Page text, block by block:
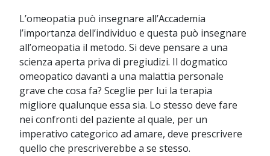
L’omeopatia può insegnare all’Accademia
l’importanza dell’individuo e questa può insegnare
all’omeopatia il metodo. Si deve pensare a una
scienza aperta priva di pregiudizi. Il dogmatico
omeopatico davanti a una malattia personale
grave che cosa fa? Sceglie per lui la terapia
migliore qualunque essa sia. Lo stesso deve fare
nei confronti del paziente al quale, per un
imperativo categorico ad amare, deve prescrivere
quello che prescriverebbe a se stesso.